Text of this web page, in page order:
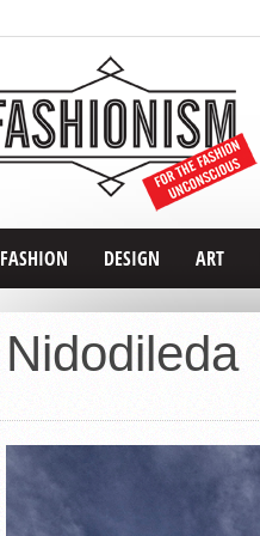
FASHION DESIGN ART
Nidodileda